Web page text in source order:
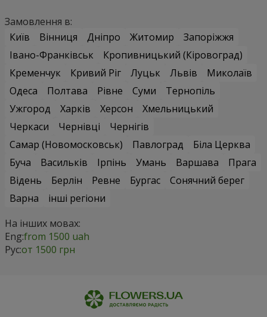
Замовлення в:
Київ
Вінниця Дніпро Житомир
Запоріжжя
Івано-Франківськ
Кропивницький (Кіровоград)
Кременчук
Кривий Ріг Луцьк Львів
Миколаїв
Одеса
Полтава Рівне Суми
Тернопіль
Ужгород
Харків Херсон
Хмельницький
Черкаси
Чернівці
Чернігів
Самар (Новомосковськ)
Павлоград
Біла Церква
Буча
Васильків Ірпінь Умань Варшава
Прага
Відень
Берлін Ревне Бургас
Сонячний берег
Варна
інші регіони
На інших мовах:
Eng:from 1500 uah
Рус:от 1500 грн